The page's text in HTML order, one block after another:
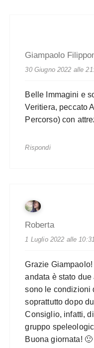
Giampaolo
30 Giugno 2022 alle
Belle Immagini e
Veritiera, peccato
Percorso) con
Rispondi
Roberta
1 Luglio 2022 alle 10:31
Grazie
andata è stato
sono le condizioni
soprattutto dopo
Consiglio, infatti,
gruppo
Buona giornata! 🙂